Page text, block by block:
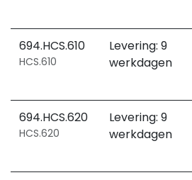
694.HCS.610
HCS.610
Levering: 9
werkdagen
694.HCS.620
HCS.620
Levering: 9
werkdagen